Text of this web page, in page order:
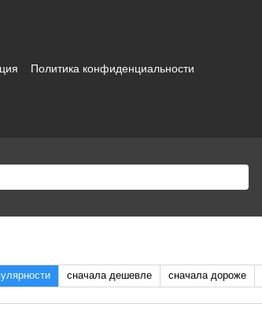
Политика конфиденциальности
сначала дешевле сначала дороже